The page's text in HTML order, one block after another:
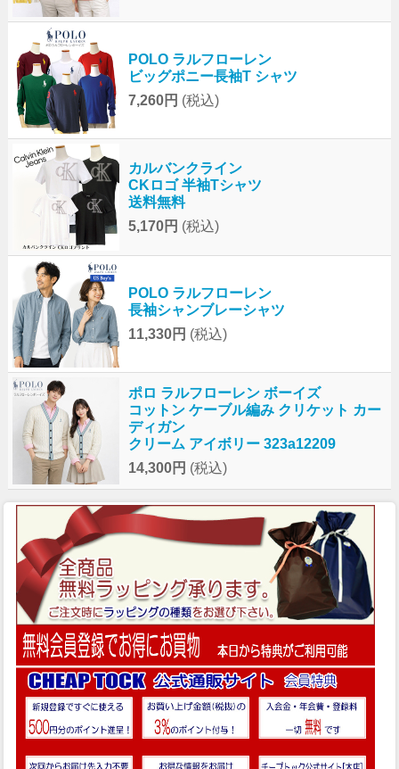
POLO ラルフローレン
ビッグポニー長袖T シャツ
7,260円 (税込)
カルバンクライン
CKロゴ 半袖Tシャツ
送料無料
5,170円 (税込)
POLO ラルフローレン
長袖シャンブレーシャツ
11,330円 (税込)
ポロ ラルフローレン ボーイズ
コットン ケーブル編み クリケット カー
ディガン
クリーム アイボリー 323a12209
14,300円 (税込)